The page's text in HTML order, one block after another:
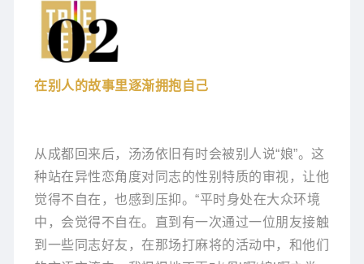
在别人的故事里逐渐拥抱自己
从成都回来后，汤汤依旧有时会被别人说“娘”。这
种站在异性恋角度对同志的性别特质的审视，让他
觉得不自在，也感到压抑。“平时身处在大众环境
中，会觉得不自在。直到有一次通过一位朋友接触
到一些同志好友，在那场打麻将的活动中，和他们